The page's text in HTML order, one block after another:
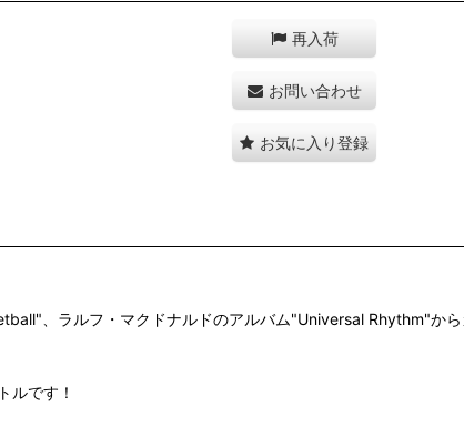
再入荷
お問い合わせ
お気に入り登録
、ラルフ・マクドナルドのアルバム"Universal Rhythm"か
ルです！